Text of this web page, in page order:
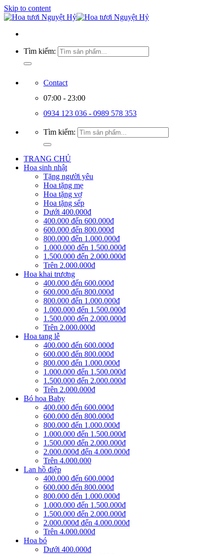
Skip to content
Tìm kiếm:
Contact
07:00 - 23:00
0934 123 036 - 0989 578 353
Tìm kiếm:
TRANG CHỦ
Hoa sinh nhật
Tặng người yêu
Hoa tặng mẹ
Hoa tặng vợ
Hoa tặng sếp
Dưới 400.000đ
400.000 đến 600.000đ
600.000 đến 800.000đ
800.000 đến 1.000.000đ
1.000.000 đến 1.500.000đ
1.500.000 đến 2.000.000đ
Trên 2.000.000đ
Hoa khai trương
400.000 đến 600.000đ
600.000 đến 800.000đ
800.000 đến 1.000.000đ
1.000.000 đến 1.500.000đ
1.500.000 đến 2.000.000đ
Trên 2.000.000đ
Hoa tang lễ
400.000 đến 600.000đ
600.000 đến 800.000đ
800.000 đến 1.000.000đ
1.000.000 đến 1.500.000đ
1.500.000 đến 2.000.000đ
Trên 2.000.000đ
Bó hoa Baby
400.000 đến 600.000đ
600.000 đến 800.000đ
800.000 đến 1.000.000đ
1.000.000 đến 1.500.000đ
1.500.000 đến 2.000.000đ
2.000.000đ đến 4.000.000đ
Trên 4.000.000
Lan hồ điệp
400.000 đến 600.000đ
600.000 đến 800.000đ
800.000 đến 1.000.000đ
1.000.000 đến 1.500.000đ
1.500.000 đến 2.000.000đ
2.000.000đ đến 4.000.000đ
Trên 4.000.000đ
Hoa bó
Dưới 400.000đ